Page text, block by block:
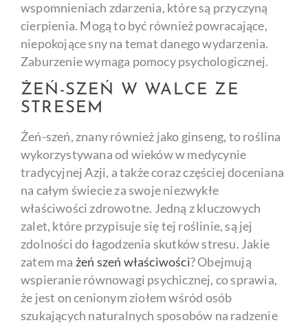
wspomnieniach zdarzenia, które są przyczyną
cierpienia. Mogą to być również powracające,
niepokojące sny na temat danego wydarzenia.
Zaburzenie wymaga pomocy psychologicznej.
ŻEŃ-SZEŃ W WALCE ZE
STRESEM
Żeń-szeń, znany również jako ginseng, to roślina
wykorzystywana od wieków w medycynie
tradycyjnej Azji, a także coraz częściej doceniana
na całym świecie za swoje niezwykłe
właściwości zdrowotne. Jedną z kluczowych
zalet, które przypisuje się tej roślinie, są jej
zdolności do łagodzenia skutków stresu. Jakie
zatem ma żeń szeń właściwości? Obejmują
wspieranie równowagi psychicznej, co sprawia,
że jest on cenionym ziołem wśród osób
szukających naturalnych sposobów na radzenie